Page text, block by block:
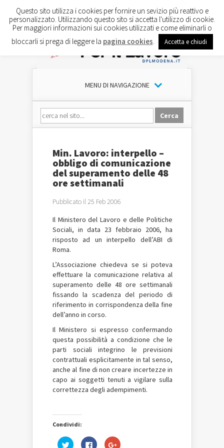
MENU DI NAVIGAZIONE
Min. Lavoro: interpello –
obbligo di comunicazione
del superamento delle 48
ore settimanali
Pubblicato il 25 Feb 2006
Il Ministero del Lavoro e delle Politiche
Sociali, in data 23 febbraio 2006, ha
risposto ad un interpello dell’ABI di
Roma.
L’Associazione chiedeva se si poteva
effettuare la comunicazione relativa al
superamento delle 48 ore settimanali
fissando la scadenza del periodo di
riferimento in corrispondenza della fine
dell’anno in corso.
Il Ministero si espresso confermando
questa possibilità a condizione che le
parti sociali integrino le previsioni
contrattuali esplicitamente in tal senso,
anche al fine di non creare incertezze in
capo ai soggetti tenuti a vigilare sulla
correttezza degli adempimenti.
Condividi:
Fai Fai Fai
Questo sito utilizza i cookies per fornire un sevizio più reattivo e
personalizzato. Utilizzando questo sito si accetta l'utilizzo di cookie.
Per maggiori informazioni sui cookies utilizzati e come eliminarli o
bloccarli si prega di leggere la pagina cookies Accetta e chiudi